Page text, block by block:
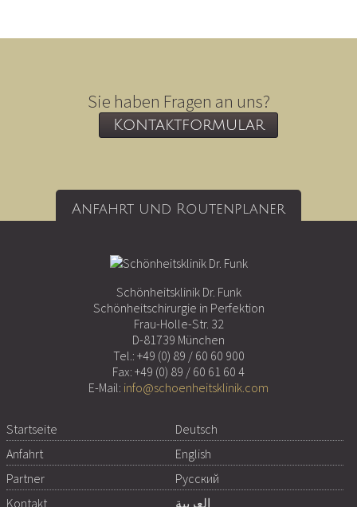
Sie haben Fragen an uns?
Kontaktformular
Anfahrt und Routenplaner
Schönheitsklinik Dr. Funk
Schönheitschirurgie in Perfektion
Frau-Holle-Str. 32
D-81739 München
Tel.: +49 (0) 89 / 60 60 900
Fax: +49 (0) 89 / 60 61 60 4
E-Mail: info@schoenheitsklinik.com
Startseite
Anfahrt
Partner
Kontakt
Deutsch
English
Русский
العربية